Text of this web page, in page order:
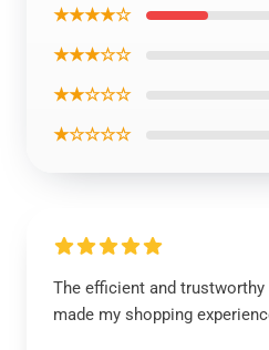
★★★★☆
★★★☆☆
★★☆☆☆
★☆☆☆☆
The efficient and
made my shopping